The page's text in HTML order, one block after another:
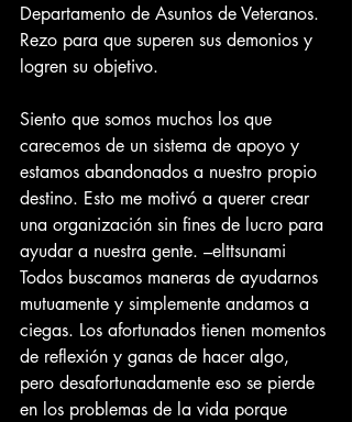
Departamento de Asuntos de Veteranos.
Rezo para que superen sus demonios y
logren su objetivo.
Siento que somos muchos los que
carecemos de un sistema de apoyo y
estamos abandonados a nuestro propio
destino. Esto me motivó a querer crear
una organización sin fines de lucro para
ayudar a nuestra gente. –elttsunami
Todos buscamos maneras de ayudarnos
mutuamente y simplemente andamos a
ciegas. Los afortunados tienen momentos
de reflexión y ganas de hacer algo,
pero desafortunadamente eso se pierde
en los problemas de la vida porque